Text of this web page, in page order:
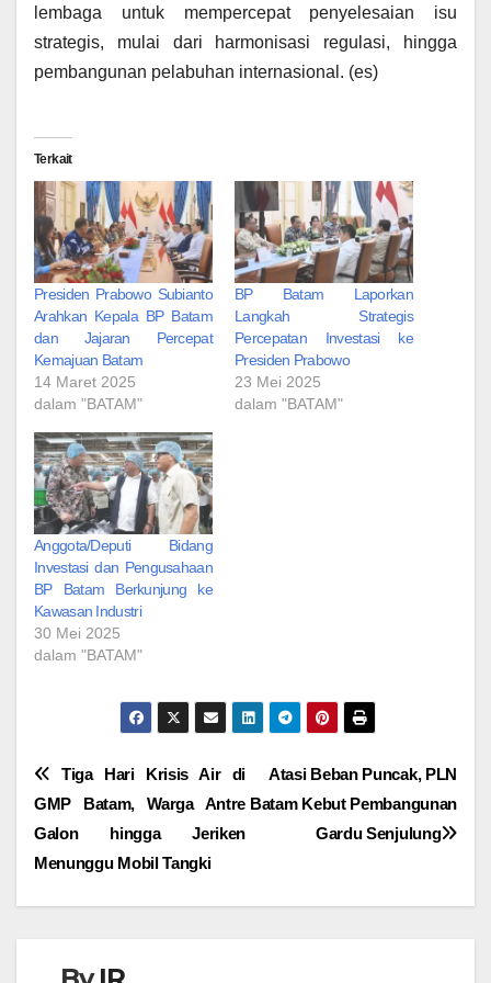
lembaga untuk mempercepat penyelesaian isu
strategis, mulai dari harmonisasi regulasi, hingga
pembangunan pelabuhan internasional. (es)
Terkait
Presiden Prabowo Subianto
Arahkan Kepala BP Batam
dan Jajaran Percepat
Kemajuan Batam
14 Maret 2025
dalam "BATAM"
BP Batam Laporkan
Langkah Strategis
Percepatan Investasi ke
Presiden Prabowo
23 Mei 2025
dalam "BATAM"
Anggota/Deputi Bidang
Investasi dan Pengusahaan
BP Batam Berkunjung ke
Kawasan Industri
30 Mei 2025
dalam "BATAM"
Navigasi
pos
Atasi Beban Puncak, PLN
Batam Kebut Pembangunan
Gardu Senjulung
Tiga Hari Krisis Air di
GMP Batam, Warga Antre
Galon hingga Jeriken
Menunggu Mobil Tangki